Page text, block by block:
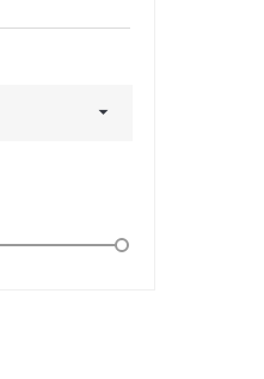
